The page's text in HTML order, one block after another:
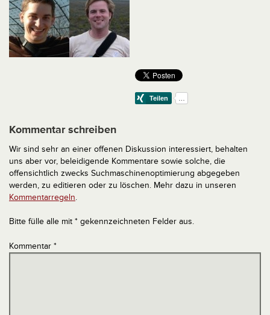
Kommentar schreiben
Wir sind sehr an einer offenen Diskussion interessiert, behalten
uns aber vor, beleidigende Kommentare sowie solche, die
offensichtlich zwecks Suchmaschinenoptimierung abgegeben
werden, zu editieren oder zu löschen. Mehr dazu in unseren
Kommentarregeln.
Bitte fülle alle mit * gekennzeichneten Felder aus.
Kommentar *